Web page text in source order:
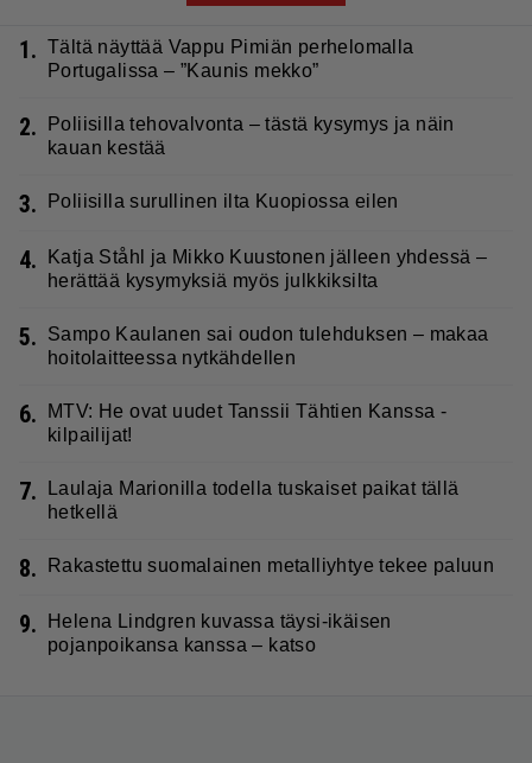
1. Tältä näyttää Vappu Pimiän perhelomalla
Portugalissa – ”Kaunis mekko”
2.
Poliisilla tehovalvonta – tästä kysymys ja näin
kauan kestää
3. Poliisilla surullinen ilta Kuopiossa eilen
4.
Katja Ståhl ja Mikko Kuustonen jälleen yhdessä –
herättää kysymyksiä myös julkkiksilta
5.
Sampo Kaulanen sai oudon tulehduksen – makaa
hoitolaitteessa nytkähdellen
6.
MTV: He ovat uudet Tanssii Tähtien Kanssa -
kilpailijat!
7.
Laulaja Marionilla todella tuskaiset paikat tällä
hetkellä
8. Rakastettu suomalainen metalliyhtye tekee paluun
9.
Helena Lindgren kuvassa täysi-ikäisen
pojanpoikansa kanssa – katso